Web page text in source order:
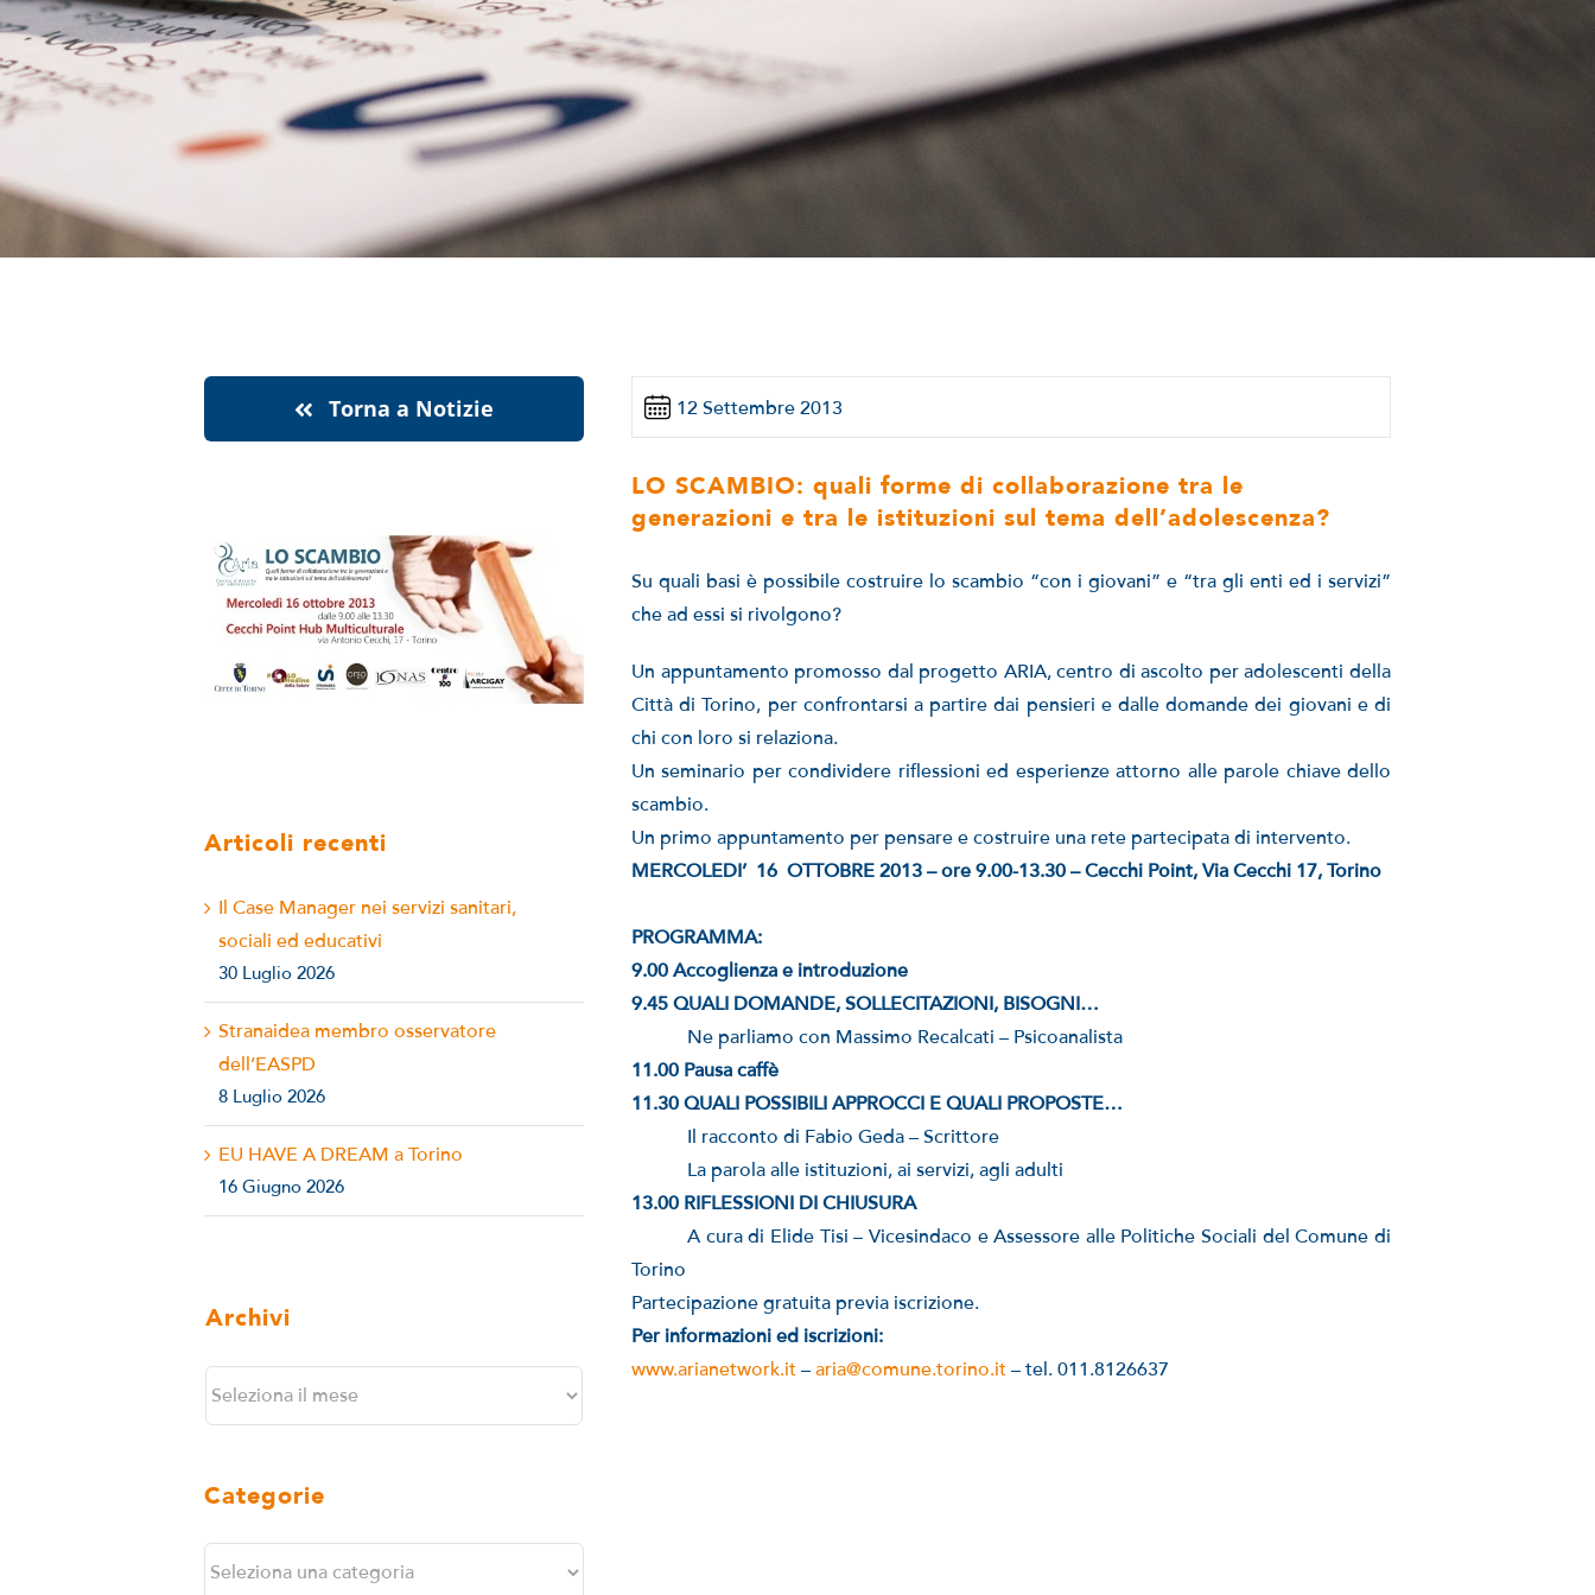
Torna a Notizie
Articoli recenti
Il Case Manager nei servizi sanitari,
sociali ed educativi
30 Luglio 2026
Stranaidea membro osservatore
dell’EASPD
8 Luglio 2026
EU HAVE A DREAM a Torino
16 Giugno 2026
Archivi
Categorie
Categorie
12 Settembre 2013
LO SCAMBIO: quali forme di collaborazione tra le
generazioni e tra le istituzioni sul tema dell’adolescenza?
Su quali basi è possibile costruire lo scambio “con i giovani” e “tra gli enti ed i servizi”
che ad essi si rivolgono?
Un appuntamento promosso dal progetto ARIA, centro di ascolto per adolescenti della
Città di Torino, per confrontarsi a partire dai pensieri e dalle domande dei giovani e di
chi con loro si relaziona.
Un seminario per condividere riflessioni ed esperienze attorno alle parole chiave dello
scambio.
Un primo appuntamento per pensare e costruire una rete partecipata di intervento.
MERCOLEDI’ 16 OTTOBRE 2013 – ore 9.00-13.30 – Cecchi Point, Via Cecchi 17, Torino
PROGRAMMA:
9.00 Accoglienza e introduzione
9.45 QUALI DOMANDE, SOLLECITAZIONI, BISOGNI…
Ne parliamo con Massimo Recalcati – Psicoanalista
11.00 Pausa caffè
11.30 QUALI POSSIBILI APPROCCI E QUALI PROPOSTE…
Il racconto di Fabio Geda – Scrittore
La parola alle istituzioni, ai servizi, agli adulti
13.00 RIFLESSIONI DI CHIUSURA
A cura di Elide Tisi – Vicesindaco e Assessore alle Politiche Sociali del Comune di
Torino
Partecipazione gratuita previa iscrizione.
Per informazioni ed iscrizioni:
www.arianetwork.it – aria@comune.torino.it – tel. 011.8126637